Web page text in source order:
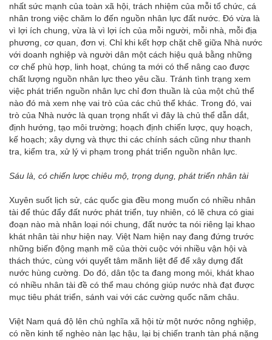
nhất sức mạnh của toàn xã hội, trách nhiệm của mỗi tổ chức, cá
nhân trong việc chăm lo đến nguồn nhân lực đất nước. Đó vừa là
vì lợi ích chung, vừa là vì lợi ích của mỗi người, mỗi nhà, mỗi địa
phương, cơ quan, đơn vị. Chỉ khi kết hợp chặt chẽ giữa Nhà nước
với doanh nghiệp và người dân một cách hiệu quả bằng những
cơ chế phù hợp, linh hoạt, chúng ta mới có thể nâng cao được
chất lượng nguồn nhân lực theo yêu cầu. Tránh tình trạng xem
việc phát triển nguồn nhân lực chỉ đơn thuần là của một chủ thể
nào đó mà xem nhẹ vai trò của các chủ thể khác. Trong đó, vai
trò của Nhà nước là quan trọng nhất vì đây là chủ thể dẫn dắt,
định hướng, tạo môi trường; hoạch định chiến lược, quy hoạch,
kế hoạch; xây dựng và thực thi các chính sách cũng như thanh
tra, kiểm tra, xử lý vi phạm trong phát triển nguồn nhân lực.
Sáu là, có chiến lược chiêu mộ, trọng dụng, phát triển nhân tài
Xuyên suốt lịch sử, các quốc gia đều mong muốn có nhiều nhân
tài để thúc đẩy đất nước phát triển, tuy nhiên, có lẽ chưa có giai
đoạn nào mà nhân loại nói chung, đất nước ta nói riêng lại khao
khát nhân tài như hiện nay. Việt Nam hiện nay đang đứng trước
những biến động mạnh mẽ của thời cuộc với nhiều vận hội và
thách thức, cùng với quyết tâm mãnh liệt để để xây dựng đất
nước hùng cường. Do đó, dân tộc ta đang mong mỏi, khát khao
có nhiều nhân tài đề có thể mau chóng giúp nước nhà đạt được
mục tiêu phát triển, sánh vai với các cường quốc năm châu.
Việt Nam quá độ lên chủ nghĩa xã hội từ một nước nông nghiệp,
có nền kinh tế nghèo nàn lạc hậu, lại bị chiến tranh tàn phá nặng